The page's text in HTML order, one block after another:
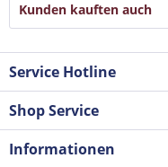
Kunden kauften auch
Service Hotline
Shop Service
Informationen